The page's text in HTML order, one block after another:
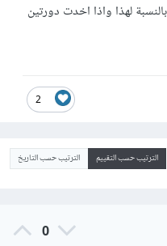
لهذا واذا اخدت دورتين
2
الترتيب حسب التقييم الترتيب حسب التاريخ
0